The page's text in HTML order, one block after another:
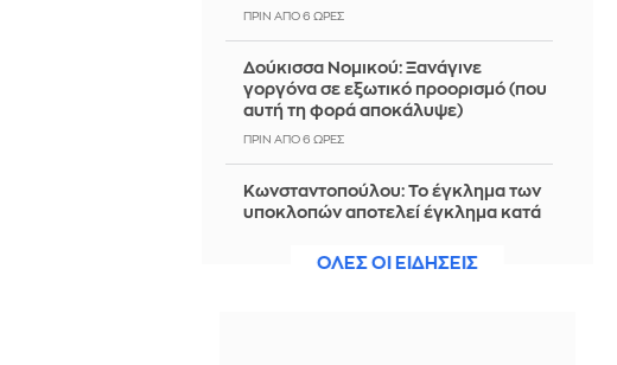
ΠΡΙΝ ΑΠΌ 6 ΏΡΕΣ
Δούκισσα Νομικού: Ξανάγινε
γοργόνα σε εξωτικό προορισμό (που
αυτή τη φορά αποκάλυψε)
ΠΡΙΝ ΑΠΌ 6 ΏΡΕΣ
Κωνσταντοπούλου: Το έγκλημα των
υποκλοπών αποτελεί έγκλημα κατά
ΠΡΙΝ ΑΠΌ 6 ΏΡΕΣΟΛΕΣ ΟΙ ΕΙΔΗΣΕΙΣ